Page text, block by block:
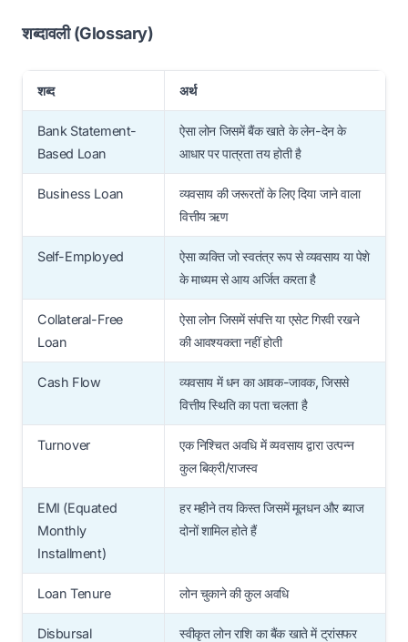
Current Account या बिज़नेस अकाउंट होने पर अप्रूवल
शब्दावली (Glossary)
शब्द अर्थ
Bank Statement-
Based Loan
ऐसा लोन जिसमें बैंक खाते के लेन-देन के
आधार पर पात्रता तय होती है
Business Loan
व्यवसाय की जरूरतों के लिए दिया जाने वाला
वित्तीय ऋण
Self-Employed
ऐसा व्यक्ति जो स्वतंत्र रूप से व्यवसाय या पेशे
के माध्यम से आय अर्जित करता है
Collateral-Free
Loan
ऐसा लोन जिसमें संपत्ति या एसेट गिरवी रखने
की आवश्यकता नहीं होती
Cash Flow
व्यवसाय में धन का आवक-जावक, जिससे
वित्तीय स्थिति का पता चलता है
Turnover
एक निश्चित अवधि में व्यवसाय द्वारा उत्पन्न
कुल बिक्री/राजस्व
EMI (Equated
Monthly
Installment)
हर महीने तय किस्त जिसमें मूलधन और ब्याज
दोनों शामिल होते हैं
Loan Tenure लोन चुकाने की कुल अवधि
Disbursal
स्वीकृत लोन राशि का बैंक खाते में ट्रांसफर